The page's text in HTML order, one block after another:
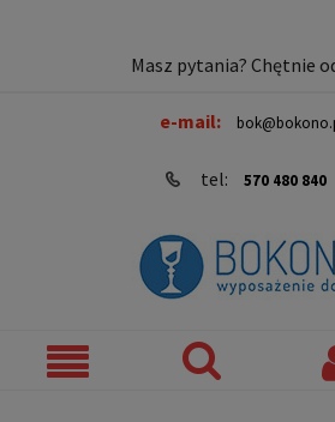
Masz pytania? Chętnie
e-mail:
tel: 570 480 840